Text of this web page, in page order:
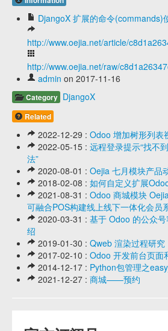
DjangoX 扩展的命令(commands)
http://www.oejia.net/article/
http://www.oejia.net/raw/
admin on 2017-11-16
Category DjangoX
Related
2022-12-29 : Odoo 增加树形列表
2022-05-15 : 远程登录提示“找不
法”
2020-08-01 : Oejia 七月模块产品
2018-02-08 : 如何自定义扩展
2021-08-31 : Odoo 商城模块
可融合POS构建线上线下一体化会员
2020-03-31 : 基于 Odoo 的公众
绍
2019-01-30 : Qweb 渲染过程研究
2017-02-10 : Odoo 开发前台页面
2014-12-17 : Python包管理之
2021-12-27 : 商城——预约